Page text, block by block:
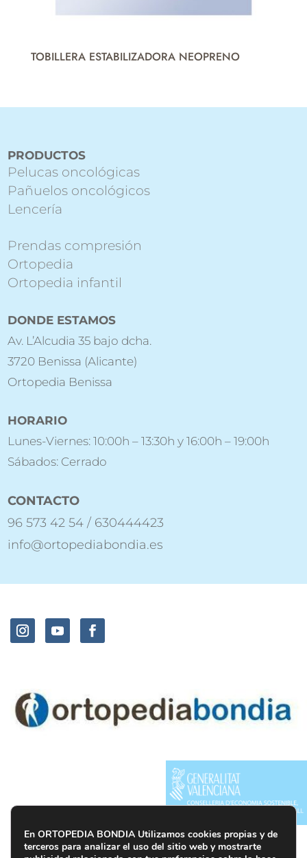
TOBILLERA ESTABILIZADORA NEOPRENO
PRODUCTOS
Pelucas oncológicas
Pañuelos oncológicos
Lencería
Prendas compresión
Ortopedia
Ortopedia infantil
DONDE ESTAMOS
Av. L’Alcudia 35 bajo dcha.
3720 Benissa (Alicante)
Ortopedia Benissa
HORARIO
Lunes-Viernes: 10:00h – 13:30h y 16:00h – 19:00h
Sábados: Cerrado
CONTACTO
96 573 42 54 / 630444423
info@ortopediabondia.es
En ORTOPEDIA BONDIA Utilizamos cookies propias y de
terceros para analizar el uso del sitio web y mostrarte